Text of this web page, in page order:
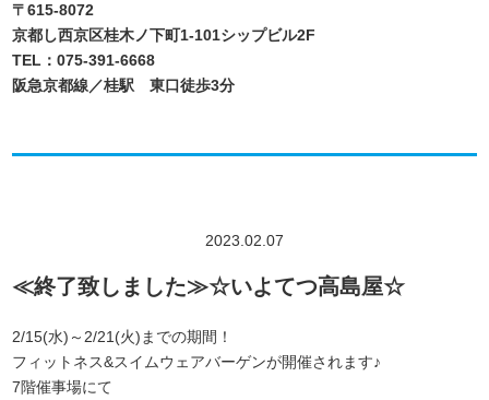
〒615-8072
京都し西京区桂木ノ下町1-101シップビル2F
TEL：075-391-6668
阪急京都線／桂駅 東口徒歩3分
2023.02.07
≪終了致しました≫☆いよてつ高島屋☆
2/15(水)～2/21(火)までの期間！
フィットネス&スイムウェアバーゲンが開催されます♪
7階催事場にて